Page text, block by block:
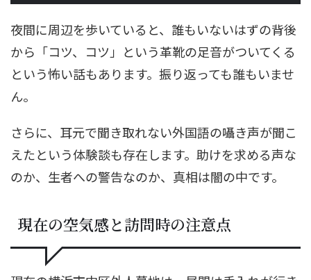
夜間に周辺を歩いていると、誰もいないはずの背後
から「コツ、コツ」という革靴の足音がついてくる
という怖い話もあります。振り返っても誰もいませ
ん。
さらに、耳元で聞き取れない外国語の囁き声が聞こ
えたという体験談も存在します。助けを求める声な
のか、生者への警告なのか、真相は闇の中です。
現在の空気感と訪問時の注意点